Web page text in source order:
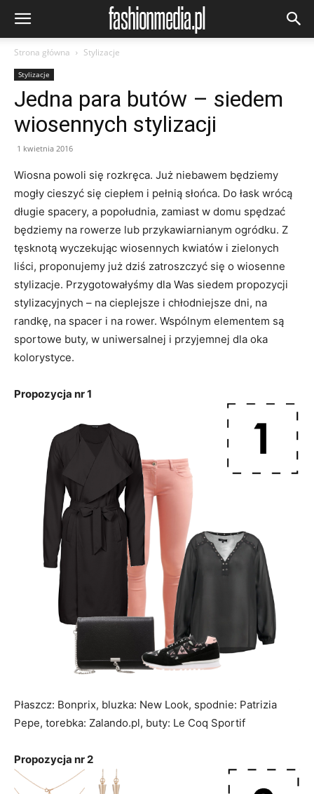
Strona główna Stylizacje
Stylizacje
Jedna para butów – siedem
wiosennych stylizacji
1 kwietnia 2016
Wiosna powoli się rozkręca. Już niebawem będziemy
mogły cieszyć się ciepłem i pełnią słońca. Do łask wrócą
długie spacery, a popołudnia, zamiast w domu spędzać
będziemy na rowerze lub przykawiarnianym ogródku. Z
tęsknotą wyczekując wiosennych kwiatów i zielonych
liści, proponujemy już dziś zatroszczyć się o wiosenne
stylizacje. Przygotowałyśmy dla Was siedem propozycji
stylizacyjnych – na cieplejsze i chłodniejsze dni, na
randkę, na spacer i na rower. Wspólnym elementem są
sportowe buty, w uniwersalnej i przyjemnej dla oka
kolorystyce.
Propozycja nr 1
Płaszcz: Bonprix, bluzka: New Look, spodnie: Patrizia
Pepe, torebka: Zalando.pl, buty: Le Coq Sportif
Propozycja nr 2